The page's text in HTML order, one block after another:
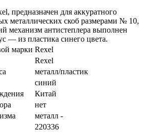
предназначен для аккуратного
металлических скоб размерами № 10,
механизм антистеплера выполнен
— из пластика синего цвета.
марки Rexel
Rexel
металл/пластик
синий
Китай
нет
металл -
220336